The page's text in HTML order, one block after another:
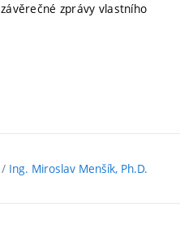
zprávy vlastního
/ Ing. Miroslav Menšík, Ph.D.